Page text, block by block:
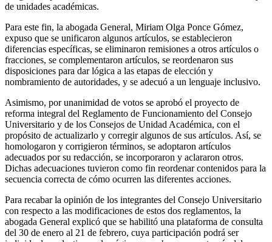
de unidades académicas.
Para este fin, la abogada General, Miriam Olga Ponce Gómez,
expuso que se unificaron algunos artículos, se establecieron
diferencias específicas, se eliminaron remisiones a otros artículos o
fracciones, se complementaron artículos, se reordenaron sus
disposiciones para dar lógica a las etapas de elección y
nombramiento de autoridades, y se adecuó a un lenguaje inclusivo.
Asimismo, por unanimidad de votos se aprobó el proyecto de
reforma integral del Reglamento de Funcionamiento del Consejo
Universitario y de los Consejos de Unidad Académica, con el
propósito de actualizarlo y corregir algunos de sus artículos. Así, se
homologaron y corrigieron términos, se adoptaron artículos
adecuados por su redacción, se incorporaron y aclararon otros.
Dichas adecuaciones tuvieron como fin reordenar contenidos para la
secuencia correcta de cómo ocurren las diferentes acciones.
Para recabar la opinión de los integrantes del Consejo Universitario
con respecto a las modificaciones de estos dos reglamentos, la
abogada General explicó que se habilitó una plataforma de consulta
del 30 de enero al 21 de febrero, cuya participación podrá ser